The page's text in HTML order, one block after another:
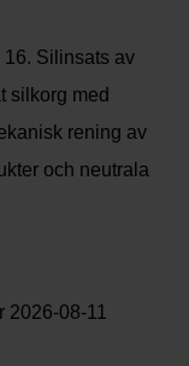
16. Silinsats av
silkorg med
rening av
och neutrala
2026-08-11